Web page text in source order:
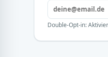
Double-Opt-in: